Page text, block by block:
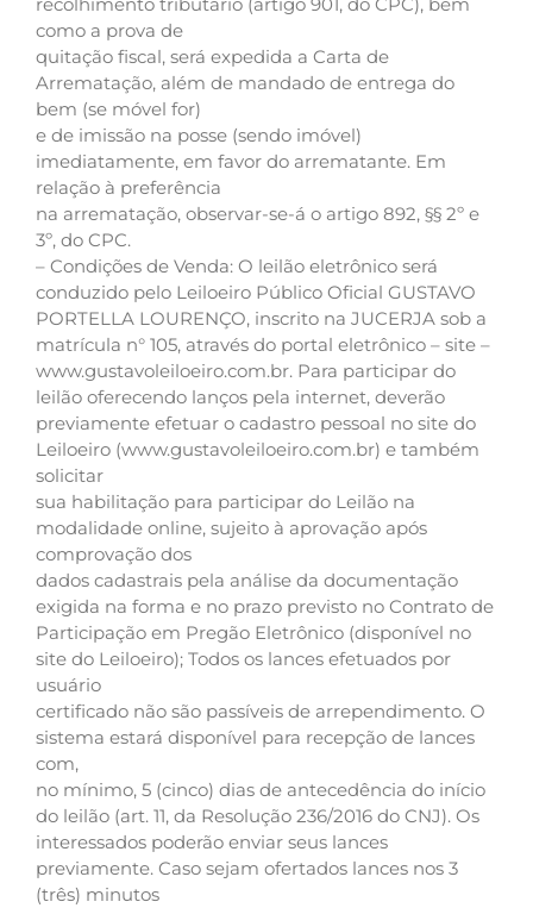
como a prova de
quitação fiscal, será expedida a Carta de
Arrematação, além de mandado de entrega do
bem (se móvel for)
e de imissão na posse (sendo imóvel)
imediatamente, em favor do arrematante. Em
relação à preferência
na arrematação, observar-se-á o artigo 892, §§ 2º e
3º, do CPC.
– Condições de Venda: O leilão eletrônico será
conduzido pelo Leiloeiro Público Oficial GUSTAVO
PORTELLA LOURENÇO, inscrito na JUCERJA sob a
matrícula n° 105, através do portal eletrônico – site –
www.gustavoleiloeiro.com.br. Para participar do
leilão oferecendo lanços pela internet, deverão
previamente efetuar o cadastro pessoal no site do
Leiloeiro (www.gustavoleiloeiro.com.br) e também
solicitar
sua habilitação para participar do Leilão na
modalidade online, sujeito à aprovação após
comprovação dos
dados cadastrais pela análise da documentação
exigida na forma e no prazo previsto no Contrato de
Participação em Pregão Eletrônico (disponível no
site do Leiloeiro); Todos os lances efetuados por
usuário
certificado não são passíveis de arrependimento. O
sistema estará disponível para recepção de lances
com,
no mínimo, 5 (cinco) dias de antecedência do início
do leilão (art. 11, da Resolução 236/2016 do CNJ). Os
interessados poderão enviar seus lances
previamente. Caso sejam ofertados lances nos 3
(três) minutos